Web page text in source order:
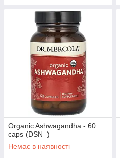
Organic Ashwagandha - 60
caps (DSN_)
Немає в наявності